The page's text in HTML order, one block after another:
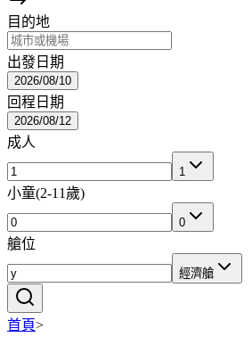
目的地
出發日期
2026/08/10
回程日期
2026/08/12
成人
1
小童(2-11歲)
0
艙位
經濟艙
首頁>